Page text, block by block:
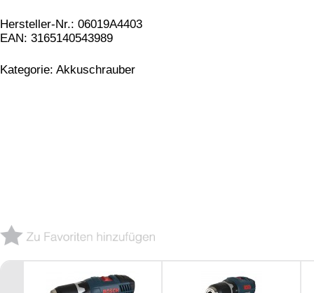
Hersteller-Nr.: 06019A4403
EAN: 3165140543989
Kategorie: Akkuschrauber